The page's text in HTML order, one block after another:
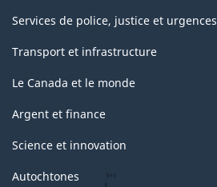
Services de police, justice et urgences
Transport et infrastructure
Le Canada et le monde
Argent et finance
Science et innovation
Autochtones